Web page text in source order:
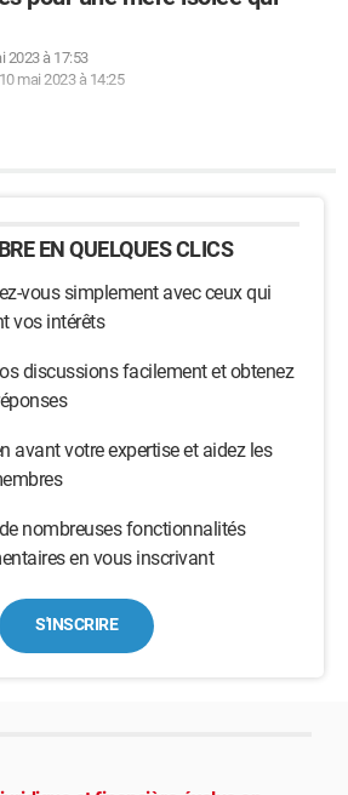
2023 à 17:53
10 mai 2023 à 14:25
EN QUELQUES CLICS
vous simplement avec ceux qui
vos intérêts
discussions facilement et obtenez
avant votre expertise et aidez les
nombreuses fonctionnalités
en vous inscrivant
S'INSCRIRE